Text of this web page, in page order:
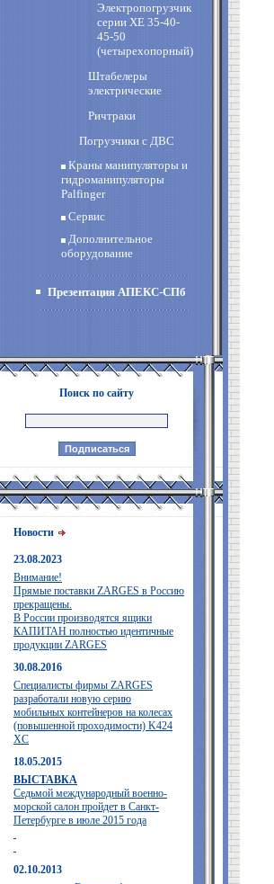
Электропогрузчик
серии XE 35-40-
45-50
(четырехопорный)
Штабелеры
электрические
Ричтраки
Погрузчики с ДВС
Краны манипуляторы и
гидроманипуляторы
Palfinger
Сервис
Дополнительное
оборудование
Презентация АПЕКС-СПб
Поиск по сайту
Новости
23.08.2023
Внимание!
Прямые поставки ZARGES в Россию
прекращены.
В России производятся ящики
КАПИТАН полностью идентичные
продукции ZARGES
30.08.2016
Специалисты фирмы ZARGES
разработали новую серию
мобильных контейнеров на колесах
(повышенной проходимости) K424
XC
18.05.2015
ВЫСТАВКА
Седьмой международный военно-
морской салон пройдет в Санкт-
Петербурге в июле 2015 года
02.10.2013